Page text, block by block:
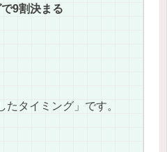
9割決まる
タイミング」です。